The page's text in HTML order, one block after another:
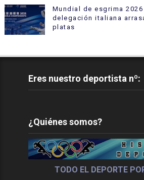
Mundial de esgrima
delegación italiana
platas
Eres nuestro deportista nº:
¿Quiénes somos?
TODO EL DEPORTE